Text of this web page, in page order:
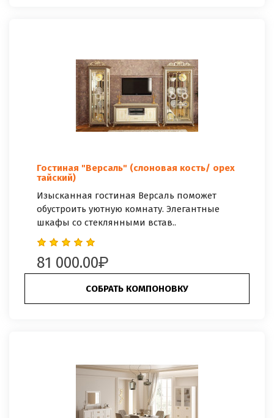
Гостиная "Версаль" (слоновая кость/ орех
тайский)
Изысканная гостиная Версаль поможет
обустроить уютную комнату. Элегантные
шкафы со стеклянными встав..
81 000.00
СОБРАТЬ КОМПОНОВКУ